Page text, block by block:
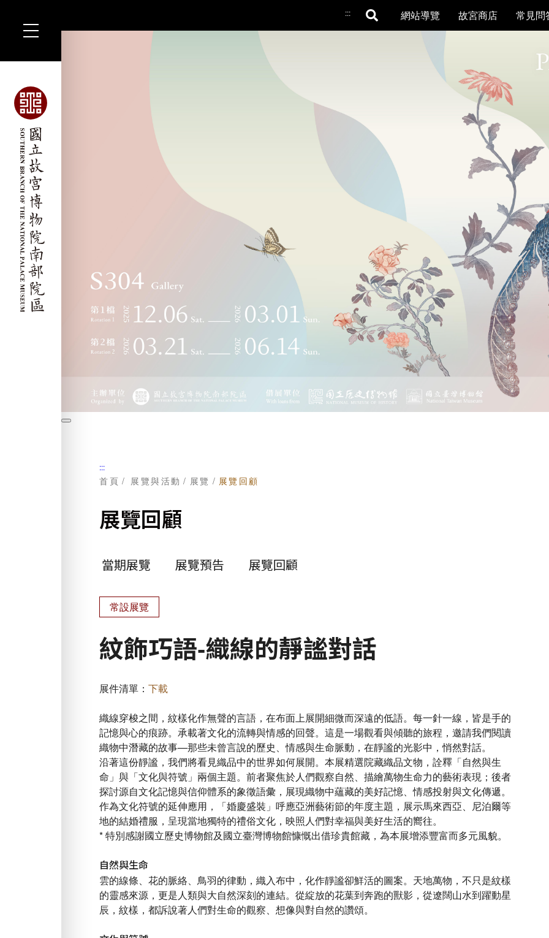
要
::: 網站導覽 故宮商店 常見問
暫
:::
首頁 展覽與活動 展覽 展覽回顧
展覽回顧
當期展覽 展覽預告 展覽回顧
常設展覽
紋飾巧語-織線的靜謐對話
展件清單：下載
織線穿梭之間，紋樣化作無聲的言語，在布面上展開細微而深遠的低語。每一針一線，皆是手的
記憶與心的痕跡。承載著文化的流轉與情感的回聲。這是一場觀看與傾聽的旅程，邀請我們閱讀
織物中潛藏的故事—那些未曾言說的歷史、情感與生命脈動，在靜謐的光影中，悄然對話。
沿著這份靜謐，我們將看見織品中的世界如何展開。本展精選院藏織品文物，詮釋「自然與生
命」與「文化與符號」兩個主題。前者聚焦於人們觀察自然、描繪萬物生命力的藝術表現；後者
探討源自文化記憶與信仰體系的象徵語彙，展現織物中蘊藏的美好記憶、情感投射與文化傳遞。
作為文化符號的延伸應用，「婚慶盛裝」呼應亞洲藝術節的年度主題，展示馬來西亞、尼泊爾等
地的結婚禮服，呈現當地獨特的禮俗文化，映照人們對幸福與美好生活的嚮往。
* 特別感謝國立歷史博物館及國立臺灣博物館慷慨出借珍貴館藏，為本展增添豐富而多元風貌。
自然與生命
雲的線條、花的脈絡、鳥羽的律動，織入布中，化作靜謐卻鮮活的圖案。天地萬物，不只是紋樣
的靈感來源，更是人類與大自然深刻的連結。從綻放的花葉到奔跑的獸影，從遼闊山水到躍動星
辰，紋樣，都訴說著人們對生命的觀察、想像與對自然的讚頌。